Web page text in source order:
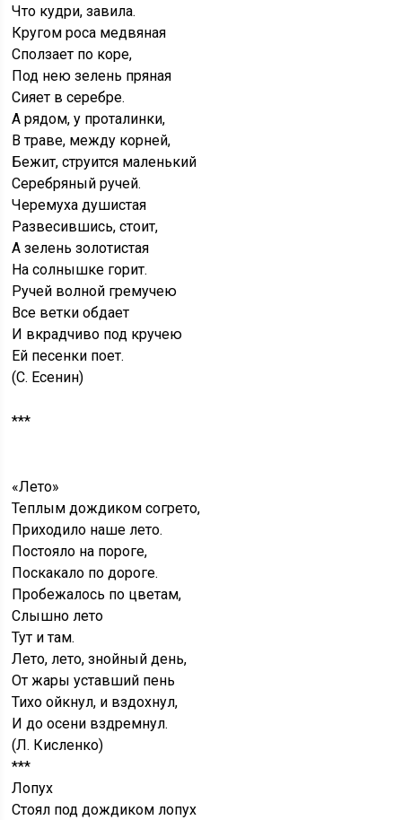
Что кудри, завила.
Кругом роса медвяная
Сползает по коре,
Под нею зелень пряная
Сияет в серебре.
А рядом, у проталинки,
В траве, между корней,
Бежит, струится маленький
Серебряный ручей.
Черемуха душистая
Развесившись, стоит,
А зелень золотистая
На солнышке горит.
Ручей волной гремучею
Все ветки обдает
И вкрадчиво под кручею
Ей песенки поет.
(С. Есенин)
***
«Лето»
Теплым дождиком согрето,
Приходило наше лето.
Постояло на пороге,
Поскакало по дороге.
Пробежалось по цветам,
Слышно лето
Тут и там.
Лето, лето, знойный день,
От жары уставший пень
Тихо ойкнул, и вздохнул,
И до осени вздремнул.
(Л. Кисленко)
***
Лопух
Стоял под дождиком лопух